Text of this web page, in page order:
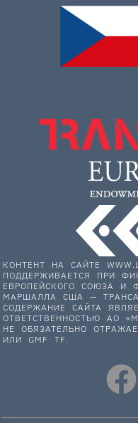
КОНТЕНТ НА САЙТЕ
ПОДДЕРЖИВАЕТСЯ ПРИ
ЕВРОПЕЙСКОГО СОЮЗА И
МАРШАЛЛА США —
СОДЕРЖАНИЕ САЙТА
ОТВЕТСТВЕННОСТЬЮ АО
НЕ ОБЯЗАТЕЛЬНО
ИЛИ GMF TF.